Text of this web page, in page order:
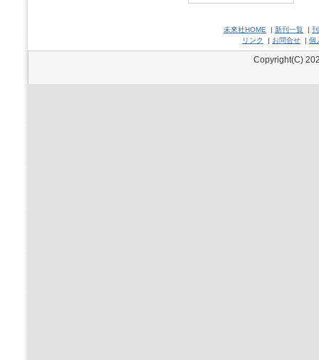
未來社HOME | 新刊一覧 |
リンク
| お問合せ | 個
Copyright(C)